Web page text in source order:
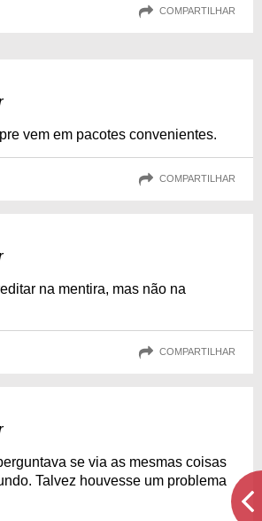
COMPARTILHAR
vem em pacotes convenientes.
COMPARTILHAR
na mentira, mas não na
COMPARTILHAR
se via as mesmas coisas
Talvez houvesse um problema